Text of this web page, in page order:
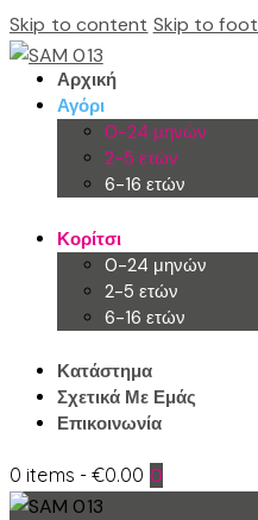
Skip to content Skip to
Αρχική
Αγόρι
0-24 μηνών
2-5 ετών
6-16 ετών
Κορίτσι
0-24 μηνών
2-5 ετών
6-16 ετών
Κατάστημα
Σχετικά Με Εμάς
Επικοινωνία
0 items -€0.00 0